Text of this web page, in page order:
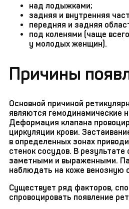
над лодыжками;
задняя и внутренняя
передняя и задняя
под коленями (чаще
у молодых женщин).
Причины
Основной причиной
являются гемодинамические
Деформация клапана
циркуляции крови.
в определенных зонах
стенок сосудов. В результате
заметными и выраженными.
наблюдать на коже венозную
Существует ряд факторов,
спровоцировать появление